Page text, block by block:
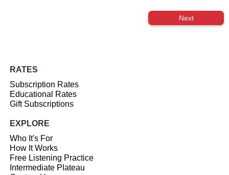
Next
RATES
Subscription Rates
Educational Rates
Gift Subscriptions
EXPLORE
Who It's For
How It Works
Free Listening Practice
Intermediate Plateau